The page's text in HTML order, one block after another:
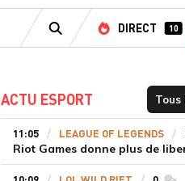
RECHERCHE
DIRECT 10
ACTU ESPORT
11:05 LEAGUE OF LEGENDS